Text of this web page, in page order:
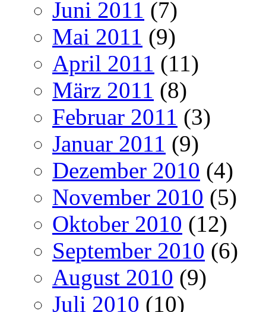
Juni 2011 (7)
Mai 2011 (9)
April 2011 (11)
März 2011 (8)
Februar 2011 (3)
Januar 2011 (9)
Dezember 2010 (4)
November 2010 (5)
Oktober 2010 (12)
September 2010 (6)
August 2010 (9)
Juli 2010 (10)